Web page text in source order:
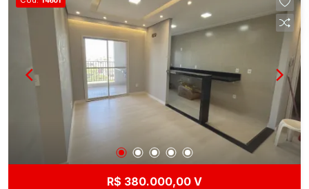
R$ 380.000,00 V